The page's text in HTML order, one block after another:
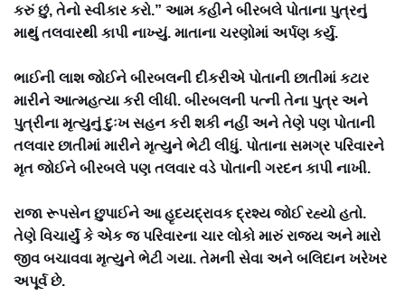
કરું છું, તેનો સ્વીકાર કરો.” આમ કહીને બીરબલે પોતાના પુત્રનું
માથું તલવારથી કાપી નાખ્યું. માતાના ચરણોમાં અર્પણ કર્યુ.
ભાઈની લાશ જોઈને બીરબલની દીકરીએ પોતાની છાતીમાં કટાર
મારીને આત્મહત્યા કરી લીધી. બીરબલની પત્ની તેના પુત્ર અને
પુત્રીના મૃત્યુનું દુઃખ સહન કરી શકી નહીં અને તેણે પણ પોતાની
તલવાર છાતીમાં મારીને મૃત્યુને ભેટી લીધું. પોતાના સમગ્ર પરિવારને
મૃત જોઈને બીરબલે પણ તલવાર વડે પોતાની ગરદન કાપી નાખી.
રાજા રૂપસેન છુપાઈને આ હૃદયદ્રાવક દ્રશ્ય જોઈ રહ્યો હતો.
તેણે વિચાર્યું કે એક જ પરિવારના ચાર લોકો મારું રાજ્ય અને મારો
જીવ બચાવવા મૃત્યુને ભેટી ગયા. તેમની સેવા અને બલિદાન ખરેખર
અપૂર્વ છે.